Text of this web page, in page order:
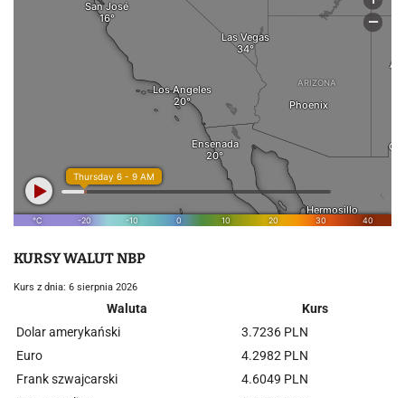
KURSY WALUT NBP
Kurs z dnia: 6 sierpnia 2026
Waluta
Kurs
Dolar amerykański
3.7236 PLN
Euro
4.2982 PLN
Frank szwajcarski
4.6049 PLN